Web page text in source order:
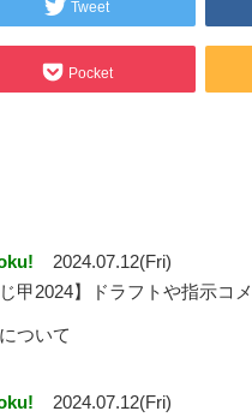
Tweet
Pocket
2024.07.12(Fri)
じ甲2024】ドラフトや指示
ついて
2024.07.12(Fri)